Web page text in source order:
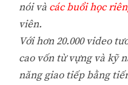
nói và các buổi học
viên.
Với hơn 20.000 video
cao vốn từ vựng và kỹ
năng giao tiếp bằng